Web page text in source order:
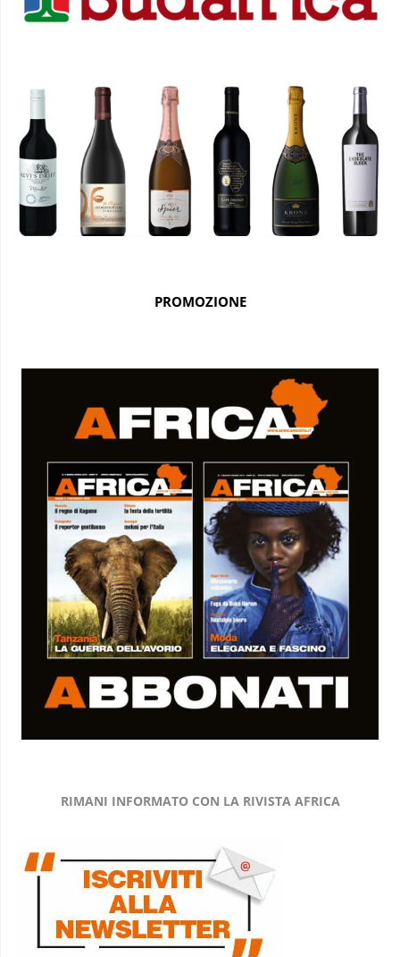
PROMOZIONE
RIMANI INFORMATO CON LA RIVISTA AFRICA